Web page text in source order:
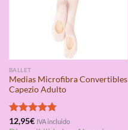
BALLET
Medias Microfibra Convertibles
Capezio Adulto
Valorado
12,95€ IVA incluido